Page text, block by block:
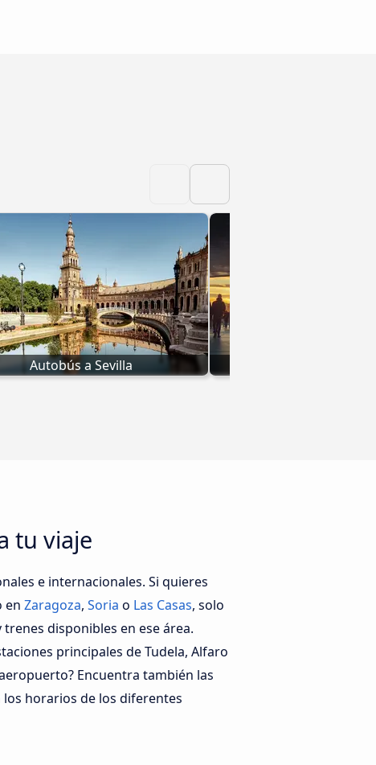
Autobús a Sevilla
tu viaje
e internacionales. Si quieres
en Zaragoza, Soria o Las Casas, solo
disponibles en ese área.
principales de Tudela, Alfaro
Encuentra también las
los horarios de los diferentes